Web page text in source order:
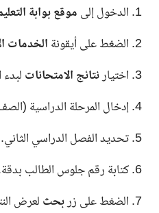
الدخول إلىموقع بوابة
الضغط على أيقونة الخدمات
اختيارنتائج الامتحانات
إدخال المرحلة الدراسية
تحديد الفصل الدراسي الثاني.
كتابة رقم جلوس الطالب
الضغط على زربحث لعرض